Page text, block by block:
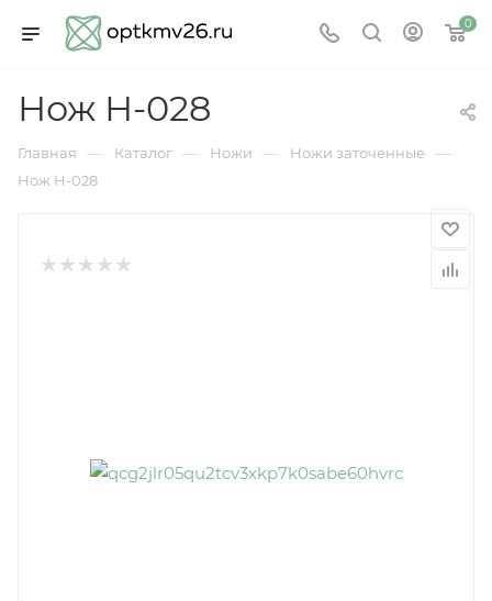
0
Нож Н-028
Главная — Каталог — Ножи — Ножи заточенные —
Нож Н-028